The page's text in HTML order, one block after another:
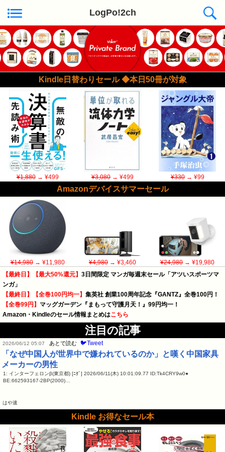
LogPo!2ch
Kindle日替わりセール ◆本日50冊が対象
¥1,880→ ¥499 ¥3,080→ ¥499 ¥330→ ¥99
Amazonデバイスサマーセール
¥14,980→ ¥11,980 ¥4,980→ ¥3,460 ¥24,980→ ¥19,980
【最終日】【最大50%還元】 3日間限定 マンガ毎週末セール「アツいスポーツマ
ンガ」
【最終日】【全巻100円均一】 集英社 創業100周年記念『GANTZ』全巻100円！
【全巻99円】 マッグガーデン『まもって守護月天！』99円均一！
Amazon・Kindleのセール情報まとめはこちら
注目の記事
2026/06/12 05:07 あとで読む 🐦Tweet
「なぜ中国人が世界中で嫌われているのか」と嘆く中国家具
メーカーの男性
1: インターフェロンβ(東京都) [ﾆﾀﾞ] 2026/06/11(木) 10:01:09.77 ID:Tk4CRY9w0●
BE:662593167-2BP(2000)…
はや速
Kindle お得なセール本